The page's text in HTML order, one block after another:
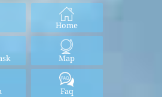
Home
Map
Faq